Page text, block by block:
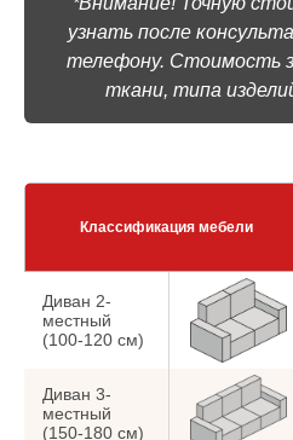
*
узнать после
телефону. Стоимость
ткани, типа
Классификация мебели
Диван 2-
местный
(100-120 см)
Диван 3-
местный
(150-180 см)